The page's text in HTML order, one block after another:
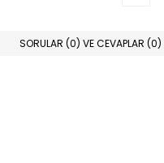
SORULAR (0) VE CEVAPLAR (0)